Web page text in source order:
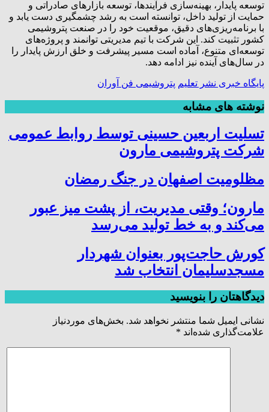
توسعه پایدار، بهینه‌سازی فرآیندها، توسعه بازارهای صادراتی و
حمایت از تولید داخل، توانسته است به رشد چشمگیری دست یابد و
با برنامه‌ریزی‌های دقیق، موقعیت خود را در صنعت پتروشیمی
کشور تثبیت کند. این شرکت با تیم مدیریتی توانمند و پروژه‌های
توسعه‌ای متنوع، آماده است مسیر پیشرفت و خلق ارزش پایدار را
در سال‌های آینده نیز ادامه دهد.
پایگاه خبری نشر تعلیم پتروشیمی فن آوران
نوشته های مشابه
تسلیت اربعین حسینی توسط روابط عمومی
شرکت پتروشیمی مارون
مظلومیت اصفهان در جنگ رمضان
مارون؛ وقتی مدیریت، از پشت میز عبور
می‌کند و به خط تولید می‌رسد
کورش حاجت‌پور بعنوان شهردار
مسجدسلیمان انتخاب شد
دیدگاهتان را بنویسید
نشانی ایمیل شما منتشر نخواهد شد. بخش‌های موردنیاز
علامت‌گذاری شده‌اند *